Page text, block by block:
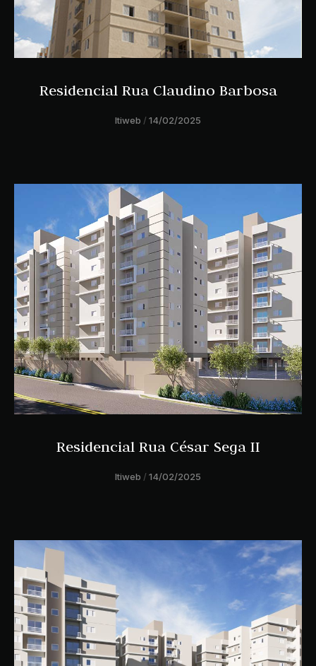
Residencial Rua Claudino Barbosa
ltiweb 14/02/2025
Residencial Rua César Sega II
ltiweb 14/02/2025